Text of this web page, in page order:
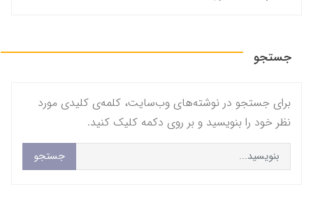
جستجو
برای جستجو در نوشته‌های وب‌سایت، کلمه‌ی کلیدی مورد
نظر خود را بنویسید و بر روی دکمه کلیک کنید.
جستجو